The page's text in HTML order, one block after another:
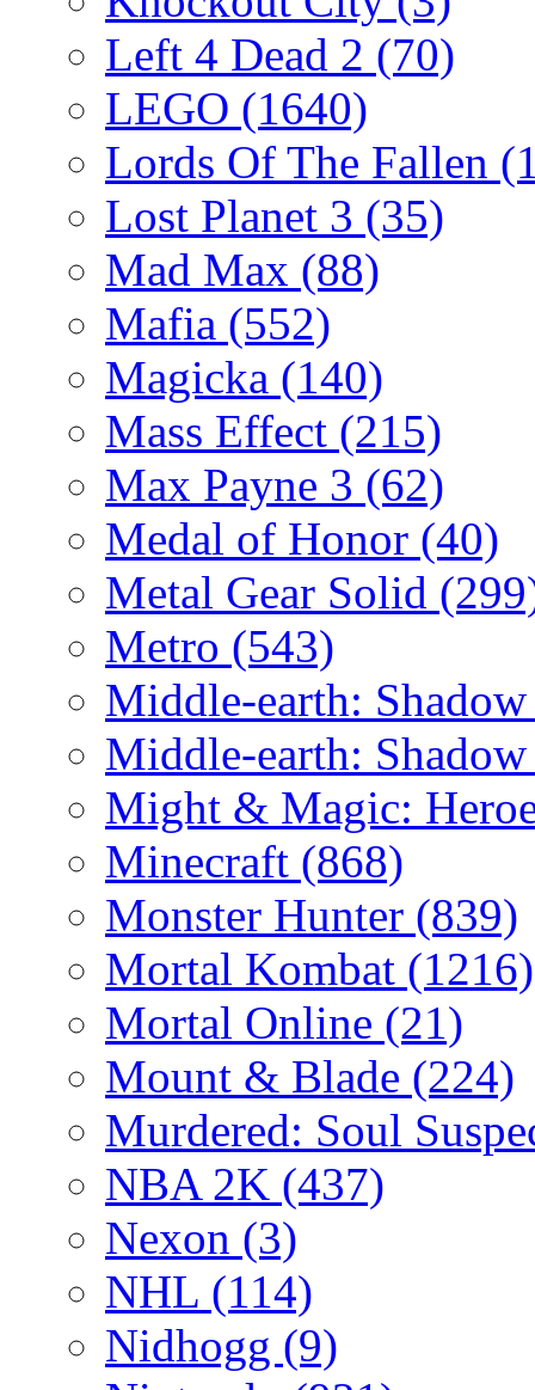
Left 4 Dead 2 (70)
LEGO (1640)
Lords Of The Fallen
Lost Planet 3 (35)
Mad Max (88)
Mafia (552)
Magicka (140)
Mass Effect (215)
Max Payne 3 (62)
Medal of Honor (40)
Metal Gear Solid
Metro (543)
Middle-earth:
Middle-earth:
Might & Magic:
Minecraft (868)
Monster Hunter (839)
Mortal Kombat (1216)
Mortal Online (21)
Mount & Blade (224)
Murdered: Soul
NBA 2K (437)
Nexon (3)
NHL (114)
Nidhogg (9)